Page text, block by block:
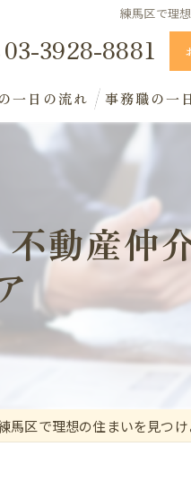
練馬区で理
03-3928-8881
一日の流れ 事務職の一
動産仲
馬区で理想の住まいを見つ